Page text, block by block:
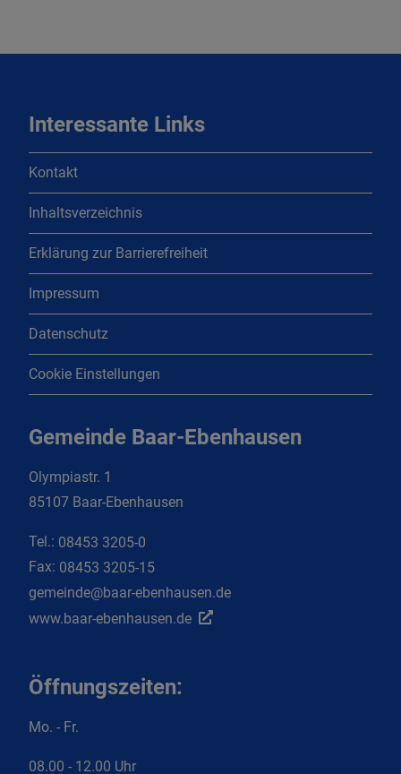
Interessante Links
Kontakt
Inhaltsverzeichnis
Erklärung zur Barrierefreiheit
Impressum
Datenschutz
Cookie Einstellungen
Gemeinde Baar-Ebenhausen
Olympiastr. 1
85107 Baar-Ebenhausen
Tel.: 08453 3205-0
Fax: 08453 3205-15
gemeinde@baar-ebenhausen.de
www.baar-ebenhausen.de
Öffnungszeiten:
Mo. - Fr.
08.00 - 12.00 Uhr